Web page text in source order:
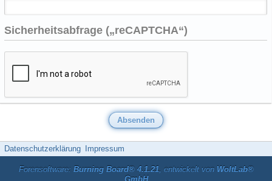
Sicherheitsabfrage („reCAPTCHA“)
Datenschutzerklärung Impressum
Forensoftware: Burning Board® 4.1.21, entwickelt von WoltLab®
GmbH